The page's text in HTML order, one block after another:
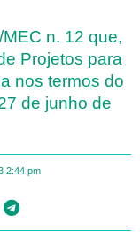
n. 12 que,
Projetos para
nos termos do
de junho de
2:44 pm